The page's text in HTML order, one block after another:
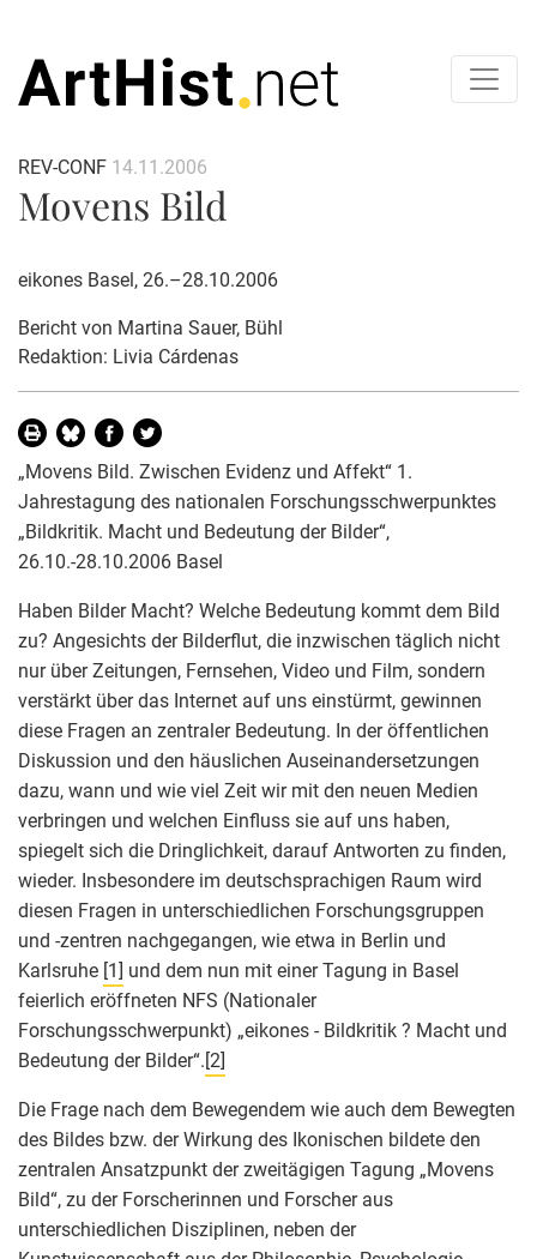
REV-CONF 14.11.2006
Movens Bild
eikones Basel, 26.–28.10.2006
Bericht von Martina Sauer, Bühl
Redaktion: Livia Cárdenas
„Movens Bild. Zwischen Evidenz und Affekt“ 1.
Jahrestagung des nationalen Forschungsschwerpunktes
„Bildkritik. Macht und Bedeutung der Bilder“,
26.10.-28.10.2006 Basel
Haben Bilder Macht? Welche Bedeutung kommt dem Bild
zu? Angesichts der Bilderflut, die inzwischen täglich nicht
nur über Zeitungen, Fernsehen, Video und Film, sondern
verstärkt über das Internet auf uns einstürmt, gewinnen
diese Fragen an zentraler Bedeutung. In der öffentlichen
Diskussion und den häuslichen Auseinandersetzungen
dazu, wann und wie viel Zeit wir mit den neuen Medien
verbringen und welchen Einfluss sie auf uns haben,
spiegelt sich die Dringlichkeit, darauf Antworten zu finden,
wieder. Insbesondere im deutschsprachigen Raum wird
diesen Fragen in unterschiedlichen Forschungsgruppen
und -zentren nachgegangen, wie etwa in Berlin und
Karlsruhe [1] und dem nun mit einer Tagung in Basel
feierlich eröffneten NFS (Nationaler
Forschungsschwerpunkt) „eikones - Bildkritik ? Macht und
Bedeutung der Bilder“.[2]
Die Frage nach dem Bewegendem wie auch dem Bewegten
des Bildes bzw. der Wirkung des Ikonischen bildete den
zentralen Ansatzpunkt der zweitägigen Tagung „Movens
Bild“, zu der Forscherinnen und Forscher aus
unterschiedlichen Disziplinen, neben der